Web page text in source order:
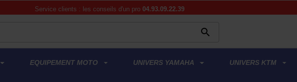
Service clients : les conseils d'un pro 04.93.09.22.39

EQUIPEMENT MOTO UNIVERS YAMAHA UNIVERS KTM